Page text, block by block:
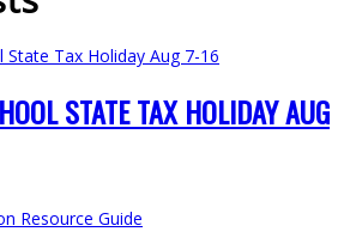
STATE TAX HOLIDAY AUG